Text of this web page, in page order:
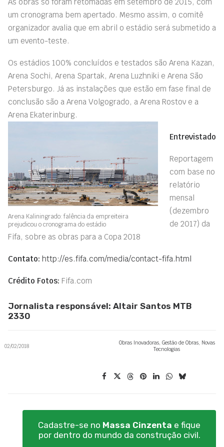
um cronograma bem apertado. Mesmo assim, o comitê
organizador avalia que em abril o estádio será submetido a
um evento-teste.
Os estádios 100% concluídos e testados são Arena Kazan,
Arena Sochi, Arena Spartak, Arena Luzhniki e Arena São
Petersburgo. Já as instalações que estão em fase final de
conclusão são a Arena Volgogrado, a Arena Rostov e a
Arena Ekaterinburg.
Arena Kaliningrado: falência da empreiteira
prejudicou o cronograma do estádio
Entrevistado
Reportagem
com base no
relatório
mensal
(dezembro
de 2017) da
Fifa, sobre as obras para a Copa 2018
Contato: http://es.fifa.com/media/contact-fifa.html
Crédito Fotos: Fifa.com
Jornalista responsável: Altair Santos MTB
2330
02/02/2018 Obras Inovadoras, Gestão de Obras, Novas
Tecnologias
Cadastre-se no Massa Cinzenta e fique
por dentro do mundo da construção civil.